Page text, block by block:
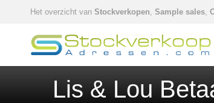
Het overzicht van Stockverkopen, Sample sales,
Lis & Lou